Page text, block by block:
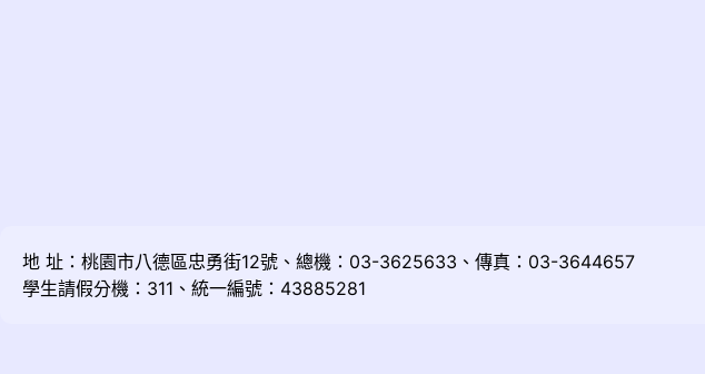
地 址：桃園市八德區忠勇街12號、總機：03-3625633、傳真：03-3644657
學生請假分機：311、統一編號：43885281